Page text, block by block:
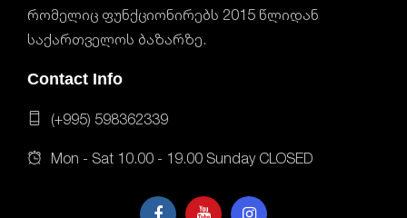
რომელიც ფუნქციონირებს 2015 წლიდან
საქართველოს ბაზარზე.
Contact Info
(+995) 598362339
Mon - Sat 10.00 - 19.00 Sunday CLOSED